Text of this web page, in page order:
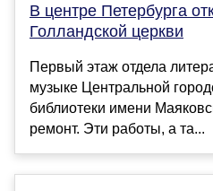
В центре Петербурга
Голландской церкви
Первый этаж отдела
музыке Центральной
библиотеки имени
ремонт. Эти работы, а та...